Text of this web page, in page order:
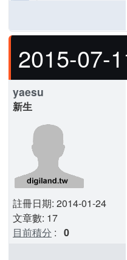
2015-07-
yaesu
新生
註冊日期: 2014-01-24
文章數: 17
目前積分 : 0